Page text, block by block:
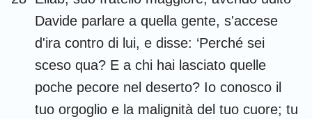
Davide parlare a quella gente, s'accese
d'ira contro di lui, e disse: ‘Perché sei
sceso qua? E a chi hai lasciato quelle
poche pecore nel deserto? Io conosco il
tuo orgoglio e la malignità del tuo cuore; tu